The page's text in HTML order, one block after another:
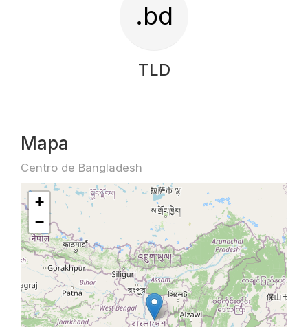
.bd
TLD
Mapa
Centro de Bangladesh
+
−